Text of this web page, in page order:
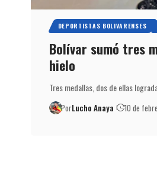
DEPORTISTAS BOLIVARENSES
Bolívar sumó tres
hielo
Tres medallas, dos de ellas
PorLucho Anaya 10 de